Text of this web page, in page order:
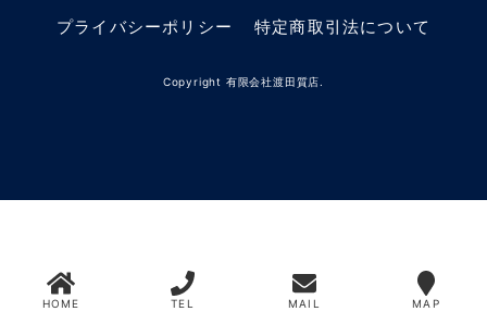
プライバシーポリシー 特定商取引法について
Copyright 有限会社渡田質店.
HOME TEL MAIL MAP